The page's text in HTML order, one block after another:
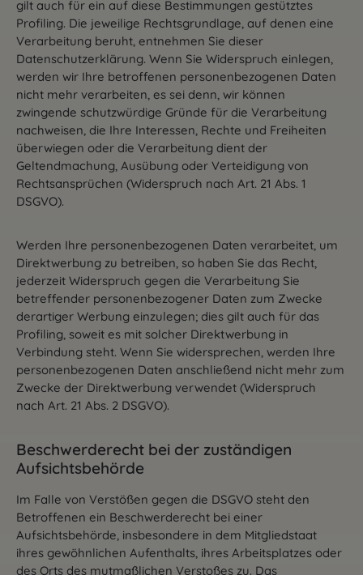
gilt auch für ein auf diese Bestimmungen gestütztes
Profiling. Die jeweilige Rechtsgrundlage, auf denen eine
Verarbeitung beruht, entnehmen Sie dieser
Datenschutzerklärung. Wenn Sie Widerspruch einlegen,
werden wir Ihre betroffenen personenbezogenen Daten
nicht mehr verarbeiten, es sei denn, wir können
zwingende schutzwürdige Gründe für die Verarbeitung
nachweisen, die Ihre Interessen, Rechte und Freiheiten
überwiegen oder die Verarbeitung dient der
Geltendmachung, Ausübung oder Verteidigung von
Rechtsansprüchen (Widerspruch nach Art. 21 Abs. 1
DSGVO).
Werden Ihre personenbezogenen Daten verarbeitet, um
Direktwerbung zu betreiben, so haben Sie das Recht,
jederzeit Widerspruch gegen die Verarbeitung Sie
betreffender personenbezogener Daten zum Zwecke
derartiger Werbung einzulegen; dies gilt auch für das
Profiling, soweit es mit solcher Direktwerbung in
Verbindung steht. Wenn Sie widersprechen, werden Ihre
personenbezogenen Daten anschließend nicht mehr zum
Zwecke der Direktwerbung verwendet (Widerspruch
nach Art. 21 Abs. 2 DSGVO).
Beschwerderecht bei der zuständigen
Aufsichtsbehörde
Im Falle von Verstößen gegen die DSGVO steht den
Betroffenen ein Beschwerderecht bei einer
Aufsichtsbehörde, insbesondere in dem Mitgliedstaat
ihres gewöhnlichen Aufenthalts, ihres Arbeitsplatzes oder
des Orts des mutmaßlichen Verstoßes zu. Das